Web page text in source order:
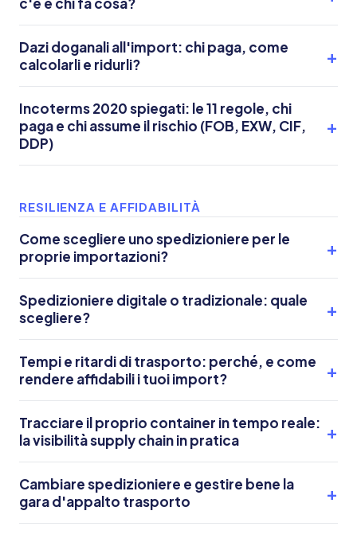
Dazi doganali all'import: chi paga, come
calcolarli e ridurli?
Incoterms 2020 spiegati: le 11 regole, chi
paga e chi assume il rischio (FOB, EXW, CIF,
DDP)
RESILIENZA E AFFIDABILITÀ
Come scegliere uno spedizioniere per le
proprie importazioni?
Spedizioniere digitale o tradizionale: quale
scegliere?
Tempi e ritardi di trasporto: perché, e come
rendere affidabili i tuoi import?
Tracciare il proprio container in tempo reale:
la visibilità supply chain in pratica
Cambiare spedizioniere e gestire bene la
gara d'appalto trasporto